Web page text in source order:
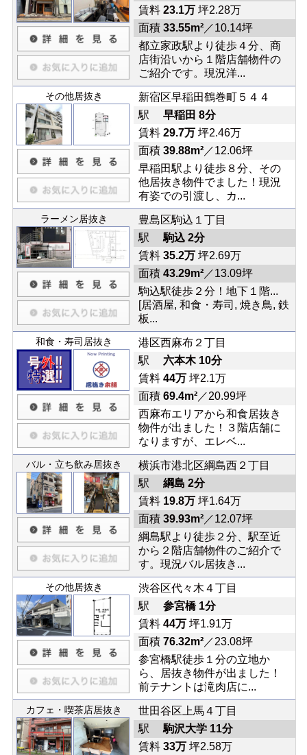
賃料 23.1万坪2.28万
面積 33.55m²／10.14坪
都立家政駅より徒歩４分、商
店街沿いから１階店舗物件の
ご紹介です。現況洋...
その他居抜き
新宿区早稲田鶴巻町５４４
駅 早稲田 8分
賃料 29.7万坪2.46万
面積 39.88m²／12.06坪
早稲田駅より徒歩８分、その
他居抜き物件でました！現況
有姿での引渡し、カ...
ラーメン居抜き
豊島区駒込１丁目
駅 駒込 2分
賃料 35.2万坪2.69万
面積 43.29m²／13.09坪
駒込駅徒歩２分！地下１階...
[居酒屋, 和食・寿司, 焼き鳥, 鉄
板...
和食・寿司居抜き
港区西麻布２丁目
駅 六本木 10分
賃料 44万坪2.1万
面積 69.4m²／20.99坪
西麻布エリアから和食居抜き
物件が出ました！３階店舗に
なりますが、エレベ...
バル・立ち飲み居抜き
横浜市港北区綱島西２丁目
駅 綱島 2分
賃料 19.8万坪1.64万
面積 39.93m²／12.07坪
綱島駅より徒歩２分、駅至近
から２階店舗物件のご紹介で
す。現況バル居抜き...
その他居抜き
渋谷区代々木４丁目
駅 参宮橋 1分
賃料 44万坪1.91万
面積 76.32m²／23.08坪
参宮橋駅徒歩１分の立地か
ら、居抜き物件が出ました！
前テナントは滝肉店に...
カフェ・喫茶店居抜き
世田谷区上馬４丁目
駅 駒沢大学 11分
賃料 33万坪2.58万